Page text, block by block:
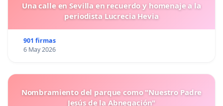
Una calle en Sevilla en recuerdo y homenaje a la
periodista Lucrecia Hevia
901 firmas
6 May 2026
Nombramiento del parque como "Nuestro Padre
Jesús de la Abnegación"